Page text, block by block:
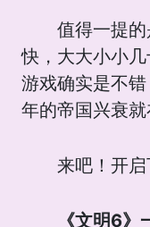
值得一提
快，大大小小
游戏确实是不
年的帝国兴衰就
来吧！开启
《文明6